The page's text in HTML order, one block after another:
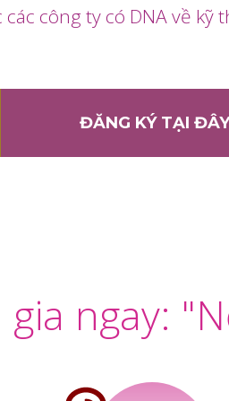
công ty có DNA về kỹ
ĐĂNG KÝ TẠI ĐÂY
ngay: